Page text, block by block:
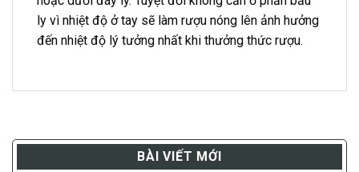
ly vì nhiệt độ ở tay sẽ làm rượu nóng lên ảnh hưởng
đến nhiệt độ lý tưởng nhất khi thưởng thức rượu.
BÀI VIẾT MỚI